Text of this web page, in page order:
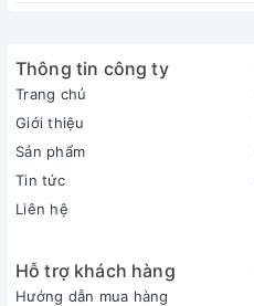
Thông tin công ty
Trang chủ
Giới thiệu
Sản phẩm
Tin tức
Liên hệ
Hỗ trợ khách hàng
Hướng dẫn mua hàng